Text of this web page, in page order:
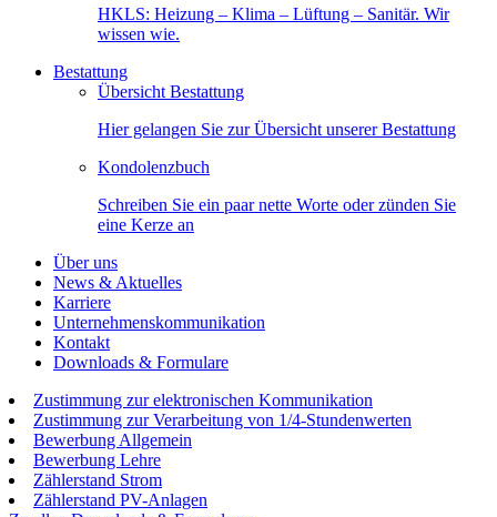
HKLS: Heizung – Klima – Lüftung – Sanitär. Wir
wissen wie.
Bestattung
Übersicht Bestattung
Hier gelangen Sie zur Übersicht unserer Bestattung
Kondolenzbuch
Schreiben Sie ein paar nette Worte oder zünden Sie
eine Kerze an
Über uns
News & Aktuelles
Karriere
Unternehmenskommunikation
Kontakt
Downloads & Formulare
Zustimmung zur elektronischen Kommunikation
Zustimmung zur Verarbeitung von 1/4-Stundenwerten
Bewerbung Allgemein
Bewerbung Lehre
Zählerstand Strom
Zählerstand PV-Anlagen